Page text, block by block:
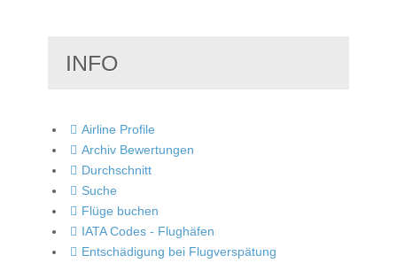
INFO
Airline Profile
Archiv Bewertungen
Durchschnitt
Suche
Flüge buchen
IATA Codes - Flughäfen
Entschädigung bei Flugverspätung